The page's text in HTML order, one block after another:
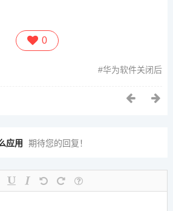
0
华为软件关闭后
应用 期待您的回复！